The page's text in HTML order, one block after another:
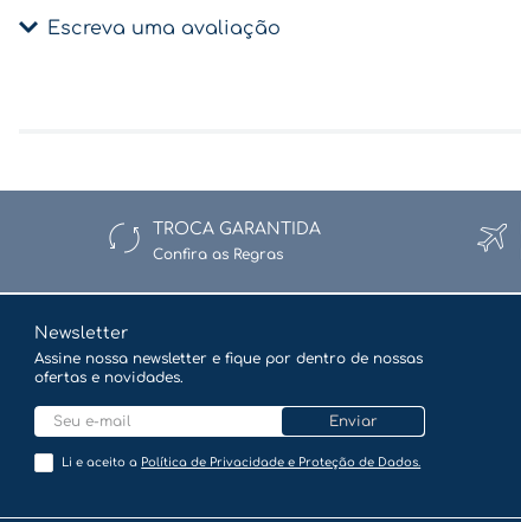
Escreva uma avaliação
Avalie o produto de 1 a 5 estrelas
★★ ★★ ★
Seu nome
TROCA GARANTIDA
Confira as Regras
Newsletter
Assine nossa newsletter e fique por dentro de nossas
ofertas e novidades.
Enviar
Li e aceito a Política de Privacidade e Proteção de Dados.